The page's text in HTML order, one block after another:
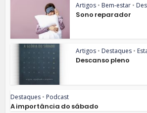
Artigos • Bem-estar •
Sono reparador
Artigos • Destaques •
Descanso pleno
Destaques • Podcast
A importância do sábado